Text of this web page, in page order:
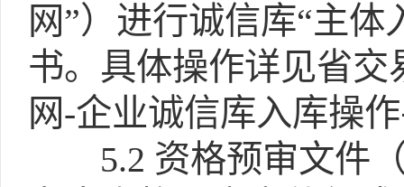
网”）进行诚信库“主
书。具体操作详见省
网-企业诚信库入库操
5.2 资格预审文件